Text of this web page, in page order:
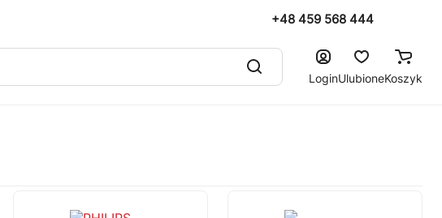
+48 459 568 444
LoginUlubioneKoszyk